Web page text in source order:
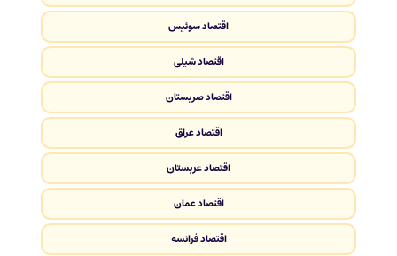
اقتصاد سوئیس
اقتصاد شیلی
اقتصاد صربستان
اقتصاد عراق
اقتصاد عربستان
اقتصاد عمان
اقتصاد فرانسه